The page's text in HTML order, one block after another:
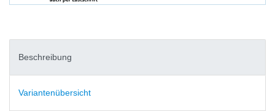
Beschreibung
Variantenübersicht